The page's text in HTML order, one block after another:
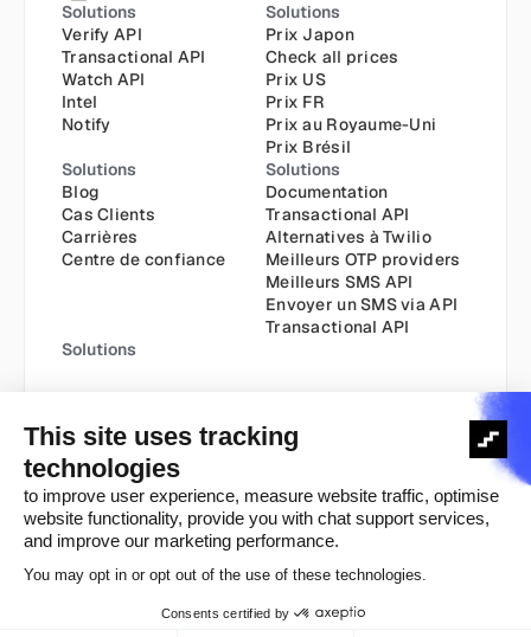
Solutions
Verify API
Transactional API
Watch API
Intel
Notify
Solutions
Prix Japon
Check all prices
Prix US
Prix FR
Prix au Royaume-Uni
Prix Brésil
Solutions
Blog
Cas Clients
Carrières
Centre de confiance
Solutions
Documentation
Transactional API
Alternatives à Twilio
Meilleurs OTP providers
Meilleurs SMS API
Envoyer un SMS via API
Transactional API
Solutions
Copyright ©️ 2025
Politique Cookie
Conditions Générales
Conditions Générales